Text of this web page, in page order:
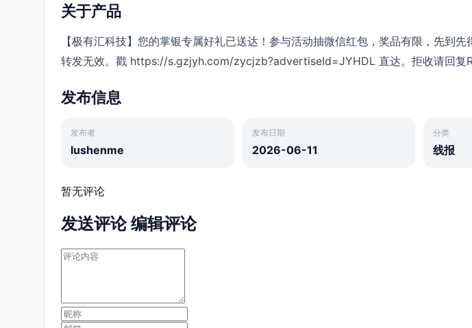
关于产品
【极有汇科技】您的掌银专属好礼已送达！参与活动抽微信红包，奖品有限，先到先
转发无效。戳 https://s.gzjyh.com/zycjzb?advertiseId=JYHDL 直达。拒收请回复
发布信息
发布者
lushenme
发布日期
2026-06-11
分类
线报
暂无评论
发送评论 编辑评论